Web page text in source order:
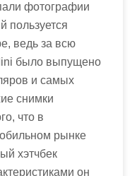
фотографии
пользуется
ведь за всю
было выпущено
и самых
снимки
что в
рынке
хэтчбек
он